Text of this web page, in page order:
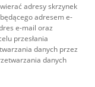
adresy skrzynek
adresem e-
e-mail oraz
przesłania
danych przez
danych